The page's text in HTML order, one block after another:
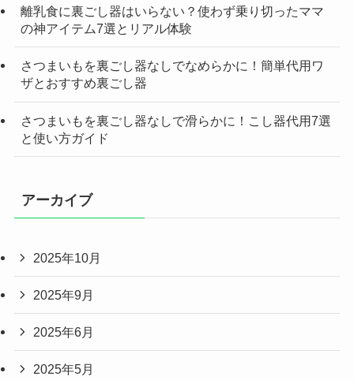
離乳食に裏ごし器はいらない？使わず乗り切ったママ
の神アイテム7選とリアル体験
さつまいもを裏ごし器なしでなめらかに！簡単代用ワ
ザとおすすめ裏ごし器
さつまいもを裏ごし器なしで滑らかに！こし器代用7選
と使い方ガイド
アーカイブ
2025年10月
2025年9月
2025年6月
2025年5月